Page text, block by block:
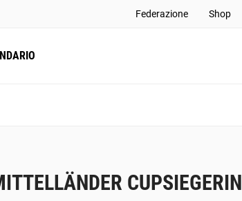
Federazione Shop
CUPSIEGERIN